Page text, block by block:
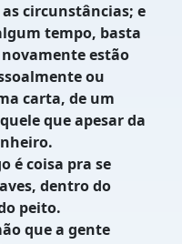
circunstâncias; e
tempo, basta
estão
ou
carta, de um
que apesar da
é coisa pra se
dentro do
peito.
que a gente